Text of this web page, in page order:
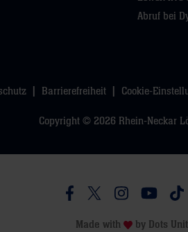
Abruf bei
Barrierefreiheit Cookie-
Copyright © 2026 Rhein-Neckar
Besucht uns auf
Besucht uns auf
Besucht uns
Made with by Dots